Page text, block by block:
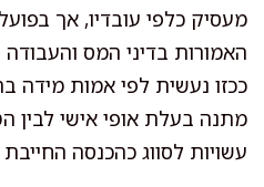
מעסיק כלפי עובדיו, אך
האמורות בדיני המס
ככזו נעשית לפי אמות מידה
מתנה בעלת אופי אישי לבין
עשויות לסווג כהכנסה